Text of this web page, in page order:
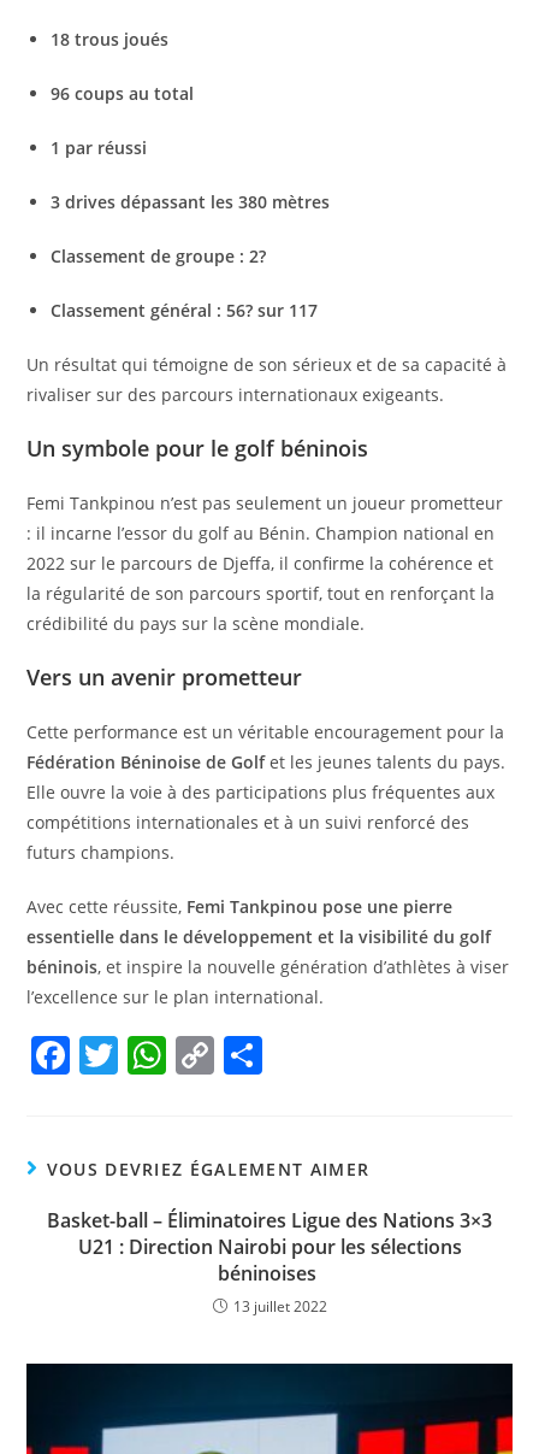
18 trous joués
96 coups au total
1 par réussi
3 drives dépassant les 380 mètres
Classement de groupe : 2?
Classement général : 56? sur 117
Un résultat qui témoigne de son sérieux et de sa capacité à
rivaliser sur des parcours internationaux exigeants.
Un symbole pour le golf béninois
Femi Tankpinou n’est pas seulement un joueur prometteur
: il incarne l’essor du golf au Bénin. Champion national en
2022 sur le parcours de Djeffa, il confirme la cohérence et
la régularité de son parcours sportif, tout en renforçant la
crédibilité du pays sur la scène mondiale.
Vers un avenir prometteur
Cette performance est un véritable encouragement pour la
Fédération Béninoise de Golfet les jeunes talents du pays.
Elle ouvre la voie à des participations plus fréquentes aux
compétitions internationales et à un suivi renforcé des
futurs champions.
Avec cette réussite, Femi Tankpinou pose une pierre
essentielle dans le développement et la visibilité du golf
béninois, et inspire la nouvelle génération d’athlètes à viser
l’excellence sur le plan international.
F
e
b
o
T
er
W
s
A
p
C
y
Li
n
k
g
er
VOUS DEVRIEZ ÉGALEMENT AIMER
Basket-ball – Éliminatoires Ligue des Nations 3×3
U21 : Direction Nairobi pour les sélections
béninoises
13 juillet 2022